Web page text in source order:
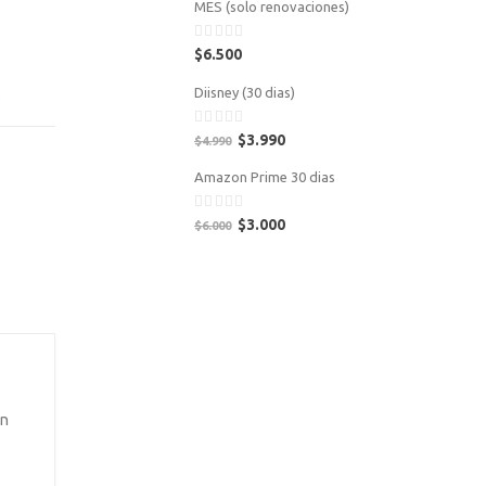
MES (solo renovaciones)
0
out
5
$6.500
Diisney (30 dias)
0
out
5
$4.990 $3.990
Amazon Prime 30 dias
0
$6.000 $3.000